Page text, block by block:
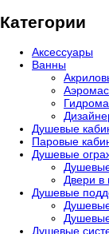
Категории
Аксессуары
Ванны
Душевые
Паровые
Душевые
Двери в
Душевые
Душевые